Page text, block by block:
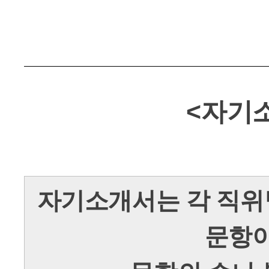
<자기
자기소개서는 각 직
문항